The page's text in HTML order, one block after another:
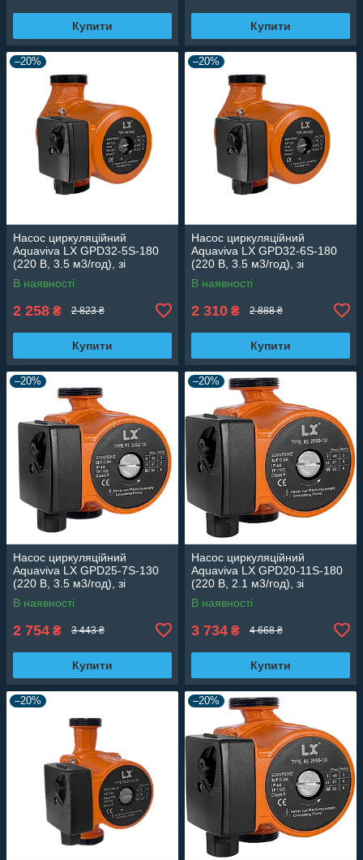
Купити Купити
–20%
Насос циркуляційний
Aquaviva LX GPD32-5S-180
(220 В, 3.5 м3/год), зі
змінною швидкістю
В наявності
2 258 ₴ 2 823 ₴
Купити
–20%
Насос циркуляційний
Aquaviva LX GPD32-6S-180
(220 В, 3.5 м3/год), зі
змінною швидкістю
В наявності
2 310 ₴ 2 888 ₴
Купити
–20%
Насос циркуляційний
Aquaviva LX GPD25-7S-130
(220 В, 3.5 м3/год), зі
змінною швидкістю
В наявності
2 754 ₴ 3 443 ₴
Купити
–20%
Насос циркуляційний
Aquaviva LX GPD20-11S-180
(220 В, 2.1 м3/год), зі
змінною швидкістю
В наявності
3 734 ₴ 4 668 ₴
Купити
–20% –20%